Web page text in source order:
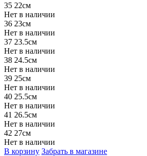
35 22см
Нет в наличии
36 23см
Нет в наличии
37 23.5см
Нет в наличии
38 24.5см
Нет в наличии
39 25см
Нет в наличии
40 25.5см
Нет в наличии
41 26.5см
Нет в наличии
42 27см
Нет в наличии
В корзину Забрать в магазине